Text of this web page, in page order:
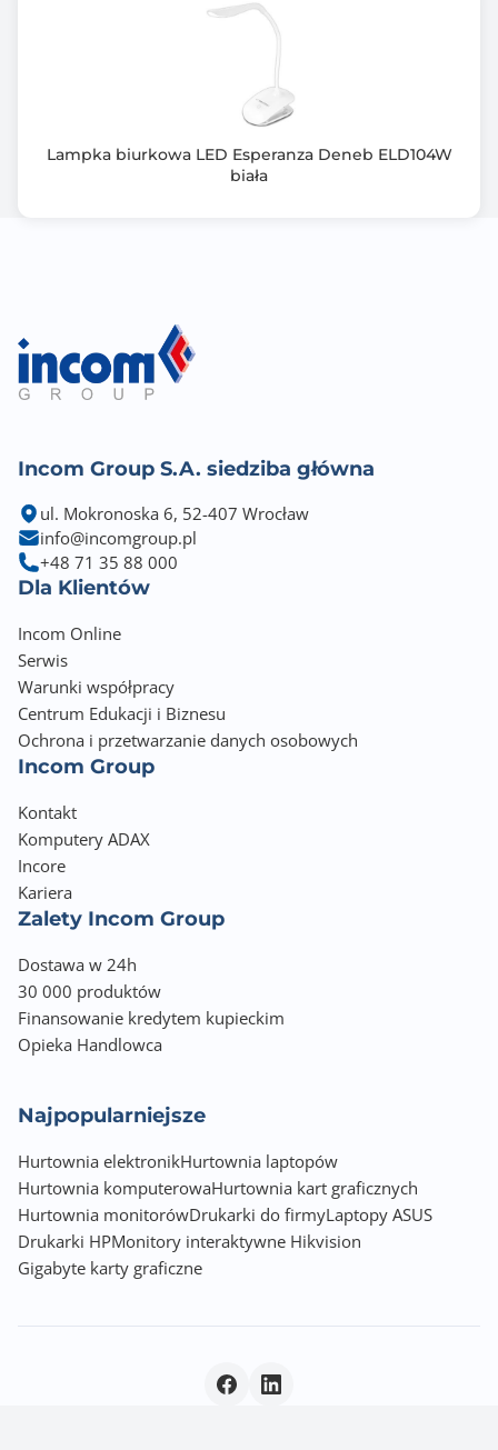
Lampka biurkowa LED Esperanza Deneb ELD104W
biała
Incom Group S.A. siedziba główna
ul. Mokronoska 6, 52-407 Wrocław
info@incomgroup.pl
+48 71 35 88 000
Dla Klientów
Incom Online
Serwis
Warunki współpracy
Centrum Edukacji i Biznesu
Ochrona i przetwarzanie danych osobowych
Incom Group
Kontakt
Komputery ADAX
Incore
Kariera
Zalety Incom Group
Dostawa w 24h
30 000 produktów
Finansowanie kredytem kupieckim
Opieka Handlowca
Najpopularniejsze
Hurtownia elektronikHurtownia laptopów
Hurtownia komputerowaHurtownia kart graficznych
Hurtownia monitorówDrukarki do firmyLaptopy ASUS
Drukarki HPMonitory interaktywne Hikvision
Gigabyte karty graficzne